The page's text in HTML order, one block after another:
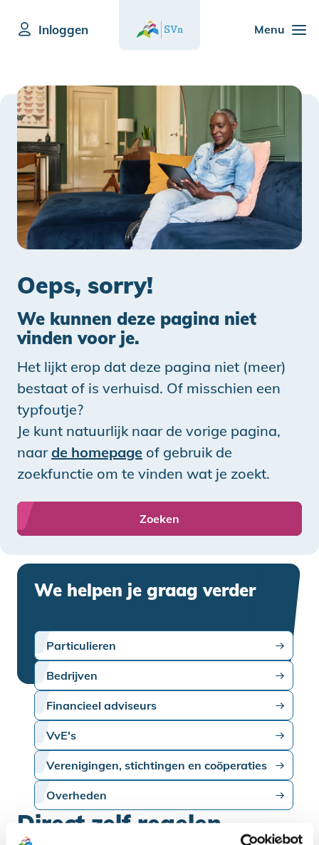
Menu
Inloggen
Oeps, sorry!
We kunnen deze pagina niet
vinden voor je.
Het lijkt erop dat deze pagina niet (meer)
bestaat of is verhuisd. Of misschien een
typfoutje?
Je kunt natuurlijk naar de vorige pagina,
naarde homepage of gebruik de
zoekfunctie om te vinden wat je zoekt.
Zoeken
We helpen je graag verder
Particulieren
Bedrijven
Financieel adviseurs
VvE's
Verenigingen, stichtingen en coöperaties
Overheden
Direct zelf regelen